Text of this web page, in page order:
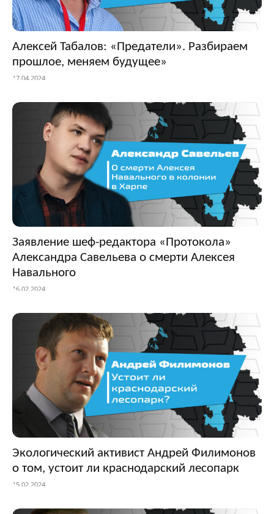
Алексей Табалов: «Предатели». Разбираем
прошлое, меняем будущее»
17.04.2024
Заявление шеф-редактора «Протокола»
Александра Савельева о смерти Алексея
Навального
16.02.2024
Экологический активист Андрей Филимонов
о том, устоит ли краснодарский лесопарк
15.02.2024